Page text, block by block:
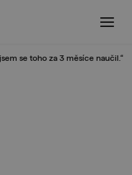
se toho za 3 měsíce naučil.“